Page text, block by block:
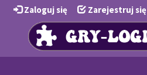
Zaloguj się Zarejestruj się